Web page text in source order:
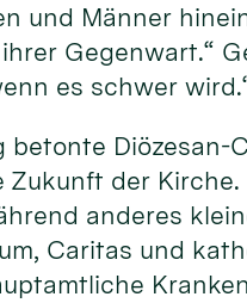
und Männer
Gegenwart.“
es schwer
betonte Diözesan-
der
anderes
Caritas und